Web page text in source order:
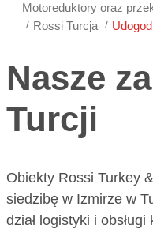
Motoreduktory oraz
Rossi Turcja
Nasze
Turcji
Obiekty Rossi Turkey
siedzibę w Izmirze w
dział logistyki i